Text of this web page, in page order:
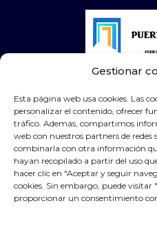
Gestionar
Esta página web usa cookies. Las
personalizar el contenido, ofrecer
tráfico. Además, compartimos
web con nuestros partners de redes
combinarla con otra información
hayan recopilado a partir del uso
hacer clic en "Aceptar y seguir
cookies. Sin embargo, puede
proporcionar un consentimiento
derechos